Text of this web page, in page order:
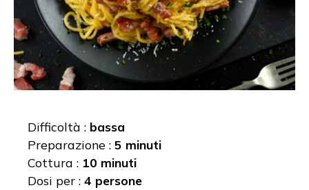
Difficoltà : bassa
Preparazione : 5 minuti
Cottura : 10 minuti
Dosi per : 4 persone